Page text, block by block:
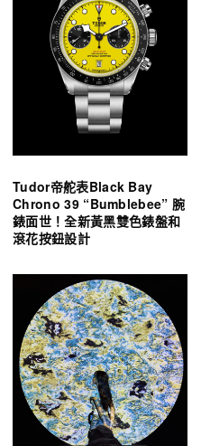
Tudor帝舵表Black Bay
Chrono 39 “Bumblebee” 腕
錶面世！全新黃黑雙色錶盤和
滾花按鈕設計